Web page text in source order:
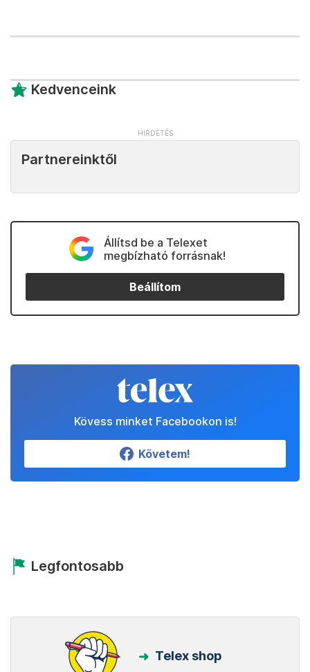
Kedvenceink
Partnereinktől
Állítsd be a Telexet
megbízható forrásnak!
Beállítom
Kövess minket Facebookon is!
Követem!
Legfontosabb
Telex shop